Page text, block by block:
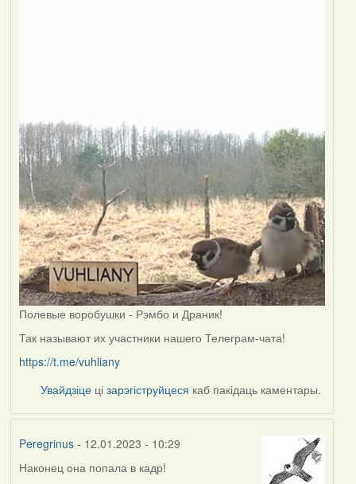
Полевые воробушки - Рэмбо и Драник!
Так называют их участники нашего Телеграм-чата!
https://t.me/vuhliany
Увайдзіце цізарэгіструйцеся каб пакідаць каментары.
Peregrinus- 12.01.2023 - 10:29
Наконец она попала в кадр!